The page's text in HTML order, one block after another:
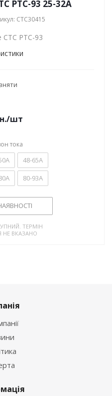
РТС-93 25-32А
СТС30415
СТС РТС-93
/шт
тока
48-65А
80-93А
ТЕРМІН
НЕ ВКАЗАНО